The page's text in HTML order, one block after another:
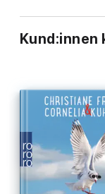
Kund:innen